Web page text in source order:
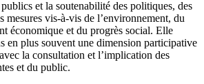
et la soutenabilité des politiques, des
mesures vis-à-vis de l’environnement, du
économique et du progrès social. Elle
en plus souvent une dimension participative
la consultation et l’implication des
et du public.